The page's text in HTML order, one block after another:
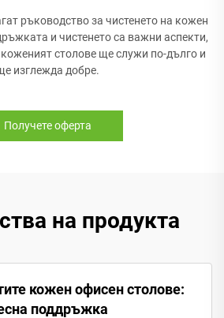
ръководство за чистенето на кожен
и чистенето са важни аспекти,
коженият столове ще служи по-дълго и
изглежда добре.
Получете оферта
на продукта
кожен офисен столове:
поддръжка